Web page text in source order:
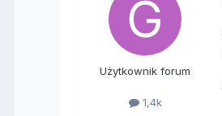
Użytkownik forum
1,4k